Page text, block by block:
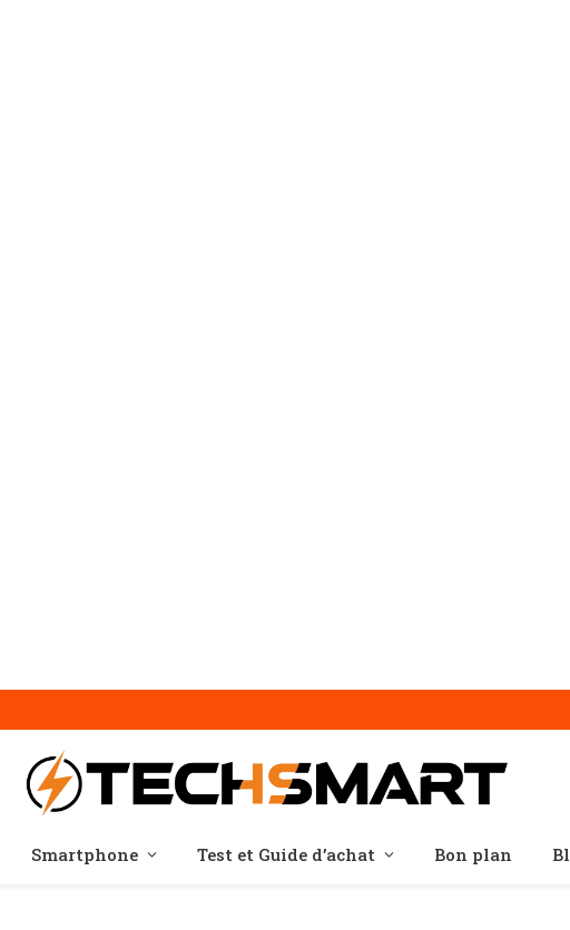
Smartphone Test et Guide d’achat Bon plan